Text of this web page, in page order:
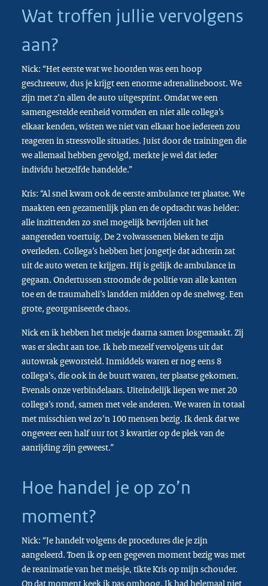
Wat troffen jullie vervolgens
aan?
Nick: “Het eerste wat we hoorden was een hoop
geschreeuw, dus je krijgt een enorme adrenalineboost. We
zijn met z’n allen de auto uitgesprint. Omdat we een
samengestelde eenheid vormden en niet alle collega’s
elkaar kenden, wisten we niet van elkaar hoe iedereen zou
reageren in stressvolle situaties. Juist door de trainingen die
we allemaal hebben gevolgd, merkte je wel dat ieder
individu hetzelfde handelde.”
Kris: “Al snel kwam ook de eerste ambulance ter plaatse. We
maakten een gezamenlijk plan en de opdracht was helder:
alle inzittenden zo snel mogelijk bevrijden uit het
aangereden voertuig. De 2 volwassenen bleken te zijn
overleden. Collega’s hebben het jongetje dat achterin zat
uit de auto weten te krijgen. Hij is gelijk de ambulance in
gegaan. Ondertussen stroomde de politie van alle kanten
toe en de traumaheli’s landden midden op de snelweg. Een
grote, georganiseerde chaos.
Nick en ik hebben het meisje daarna samen losgemaakt. Zij
was er slecht aan toe. Ik heb mezelf vervolgens uit dat
autowrak geworsteld. Inmiddels waren er nog eens 8
collega’s, die ook in de buurt waren, ter plaatse gekomen.
Evenals onze verbindelaars. Uiteindelijk liepen we met 20
collega’s rond, samen met vele anderen. We waren in totaal
met misschien wel zo’n 100 mensen bezig. Ik denk dat we
ongeveer een half uur tot 3 kwartier op de plek van de
aanrijding zijn geweest.”
Hoe handel je op zo’n
moment?
Nick: “Je handelt volgens de procedures die je zijn
aangeleerd. Toen ik op een gegeven moment bezig was met
de reanimatie van het meisje, tikte Kris op mijn schouder.
Op dat moment keek ik pas omhoog. Ik had helemaal niet